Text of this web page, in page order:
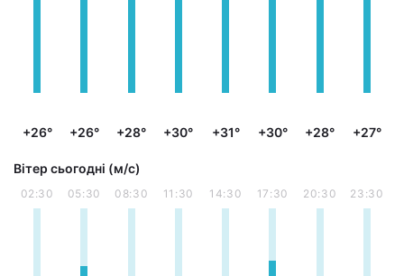
+26° +26° +28° +30° +31° +30° +28° +27°
Вітер сьогодні (м/с)
02:30 05:30 08:30 11:30 14:30 17:30 20:30 23:30